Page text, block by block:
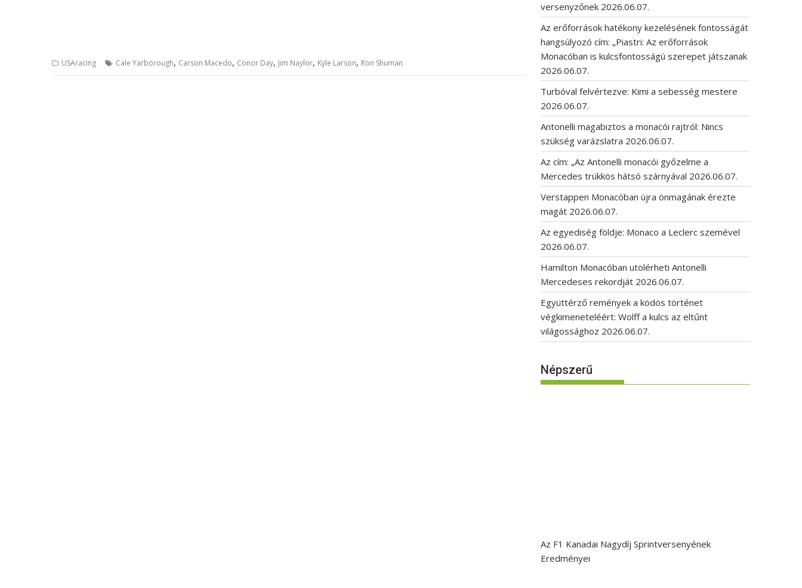
USAracing Cale Yarborough, Carson Macedo, Conor Day, Jim Naylor, Kyle Larson, Ron Shuman
versenyzőnek 2026.06.07.
Az erőforrások hatékony kezelésének fontosságát
hangsúlyozó cím: „Piastri: Az erőforrások
Monacóban is kulcsfontosságú szerepet játszanak
2026.06.07.
Turbóval felvértezve: Kimi a sebesség mestere
2026.06.07.
Antonelli magabiztos a monacói rajtról: Nincs
szükség varázslatra 2026.06.07.
Az cím: „Az Antonelli monacói győzelme a
Mercedes trükkös hátsó szárnyával 2026.06.07.
Verstappen Monacóban újra önmagának érezte
magát 2026.06.07.
Az egyediség földje: Monaco a Leclerc szemével
2026.06.07.
Hamilton Monacóban utolérheti Antonelli
Mercedeses rekordját 2026.06.07.
Együttérző remények a ködös történet
végkimeneteléért: Wolff a kulcs az eltűnt
világossághoz 2026.06.07.
Népszerű
Az F1 Kanadai Nagydíj Sprintversenyének
Eredményei